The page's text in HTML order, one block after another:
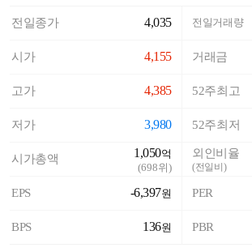
전일종가 4,035
시가 4,155
고가 4,385
저가 3,980
시가총액 1,050억
(698위)
EPS -6,397원
BPS 136원
전일거래량
거래금
52주최고
52주최저
외인비율
(전일비)
PER
PBR